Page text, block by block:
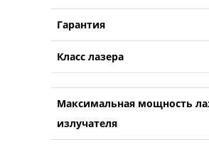
Гарантия
Класс лазера
Максимальная мощность
излучателя